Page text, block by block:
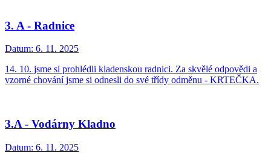
3. A - Radnice
Datum: 6. 11. 2025
14. 10. jsme si prohlédli kladenskou radnici. Za skvělé odpovědi a
vzorné chování jsme si odnesli do své třídy odměnu - KRTEČKA.
3.A - Vodárny Kladno
Datum: 6. 11. 2025